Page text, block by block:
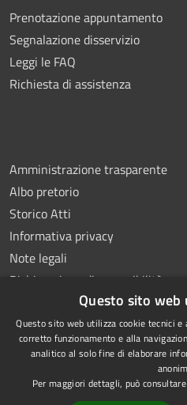
Prenotazione appuntamento
Segnalazione disservizio
Leggi le FAQ
Richiesta di assistenza
Amministrazione trasparente
Albo pretorio
Storico Atti
Informativa privacy
Note legali
Dichiarazione di accessibilità
RSS
Accessibilità
Questo sito
Questo sito web utilizza cookie tecnici
corretto funzionamento e alla
analitico al solo fine di elaborare
Per maggiori dettagli, può